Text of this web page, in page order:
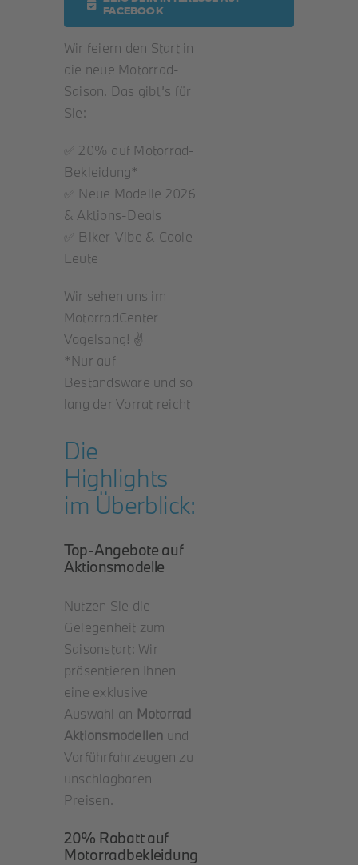
Roller
Service
Unternehmen
FACEBOOK
Wir feiern den Start in
die neue Motorrad-
Saison. Das gibt’s für
Sie:
✅ 20% auf Motorrad-
Bekleidung*
✅ Neue Modelle 2026
& Aktions-Deals
✅ Biker-Vibe & Coole
Leute
Wir sehen uns im
MotorradCenter
Vogelsang! ✌️
*Nur auf
Bestandsware und so
lang der Vorrat reicht
Die
Highlights
im Überblick:
Top-Angebote auf
Aktionsmodelle
Nutzen Sie die
Gelegenheit zum
Saisonstart: Wir
präsentieren Ihnen
eine exklusive
Auswahl an Motorrad
Aktionsmodellen und
Vorführfahrzeugen zu
unschlagbaren
Preisen.
20% Rabatt auf
Motorradbekleidung